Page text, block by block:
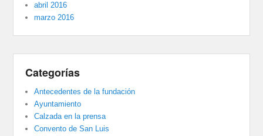
abril 2016
marzo 2016
Categorías
Antecedentes de la fundación
Ayuntamiento
Calzada en la prensa
Convento de San Luis